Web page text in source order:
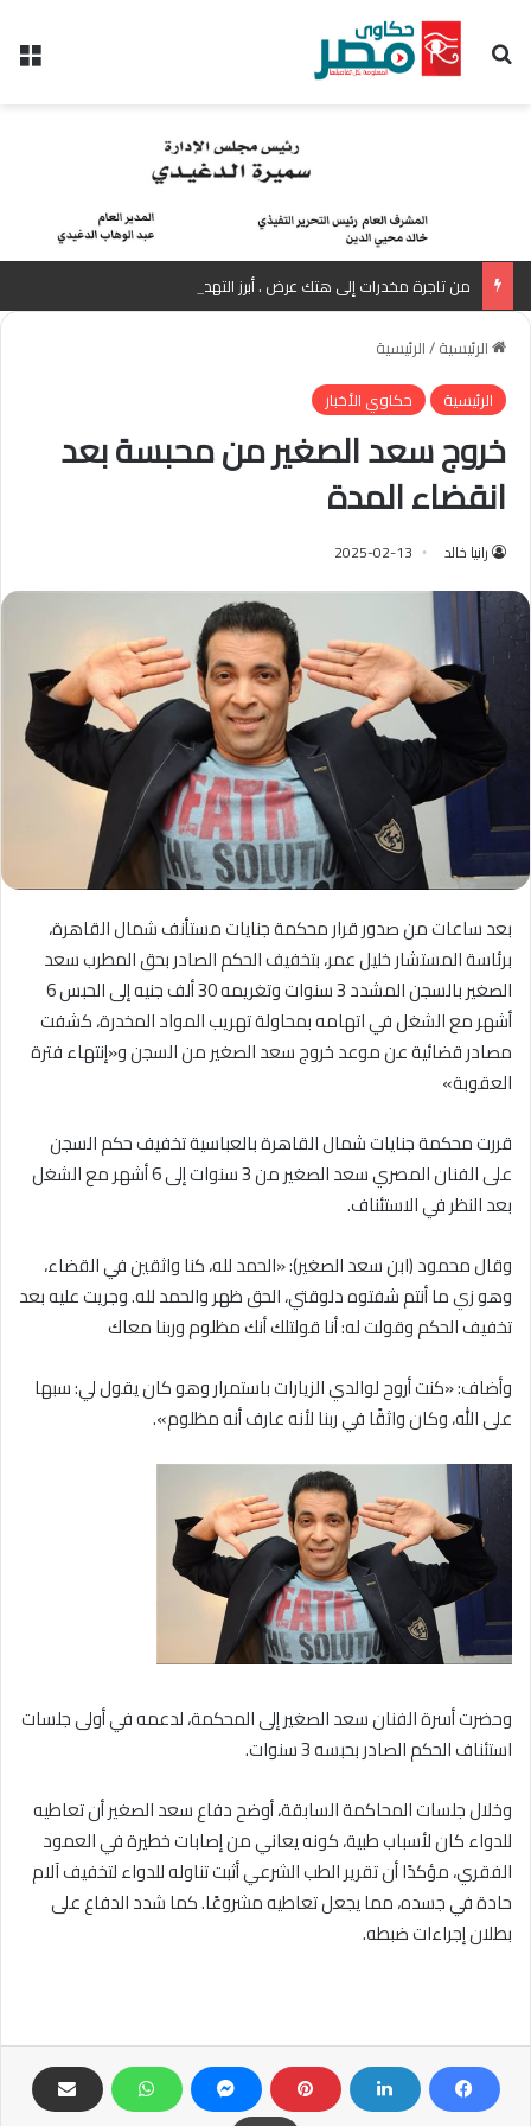
بحث عن
الرئيسية/الرئيسية
الرئيسية
حكاوي الأخبار
خروج سعد الصغير من محبسة بعد
انقضاء المدة
رانيا خالد 2025-02-13
بعد ساعات من صدور قرار محكمة جنايات مستأنف شمال القاهرة،
برئاسة المستشار خليل عمر، بتخفيف الحكم الصادر بحق المطرب سعد
الصغير بالسجن المشدد 3 سنوات وتغريمه 30 ألف جنيه إلى الحبس 6
أشهر مع الشغل في اتهامه بمحاولة تهريب المواد المخدرة، كشفت
مصادر قضائية عن موعد خروج سعد الصغير من السجن و«إنتهاء فترة
العقوبة»
قررت محكمة جنايات شمال القاهرة بالعباسية تخفيف حكم السجن
على الفنان المصري سعد الصغير من 3 سنوات إلى 6 أشهر مع الشغل
بعد النظر في الاستئناف.
وقال محمود (ابن سعد الصغير): «الحمد لله، كنا واثقين في القضاء،
وهو زي ما أنتم شفتوه دلوقتي، الحق ظهر والحمد لله. وجريت عليه بعد
تخفيف الحكم وقولت له: أنا قولتلك أنك مظلوم وربنا معاك
وأضاف: «كنت أروح لوالدي الزيارات باستمرار وهو كان يقول لي: سبها
على الله، وكان واثقًا في ربنا لأنه عارف أنه مظلوم».
وحضرت أسرة الفنان سعد الصغير إلى المحكمة، لدعمه في أولى جلسات
استئناف الحكم الصادر بحبسه 3 سنوات.
وخلال جلسات المحاكمة السابقة، أوضح دفاع سعد الصغير أن تعاطيه
للدواء كان لأسباب طبية، كونه يعاني من إصابات خطيرة في العمود
الفقري، مؤكدًا أن تقرير الطب الشرعي أثبت تناوله للدواء لتخفيف آلام
حادة في جسده، مما يجعل تعاطيه مشروعًا. كما شدد الدفاع على
بطلان إجراءات ضبطه.